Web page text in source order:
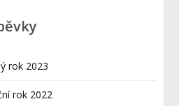
rok 2023
rok 2022